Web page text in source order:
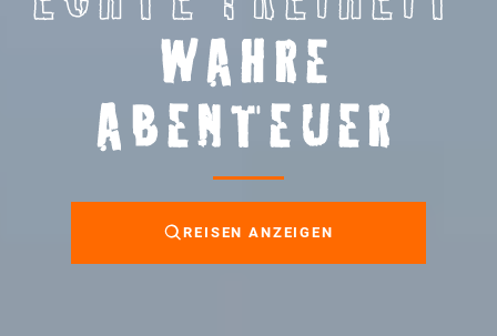
WAHRE
ABENTEUER
REISEN ANZEIGEN